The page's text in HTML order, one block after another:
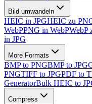
Bild umwandeln
HEIC in JPGHEIC zu
WebPPNG in WebPWebP
in JPG
More Formats
BMP to PNGBMP to JPG
PNGTIFF to JPGPDF to
GeneratorBulk HEIC to
Compress